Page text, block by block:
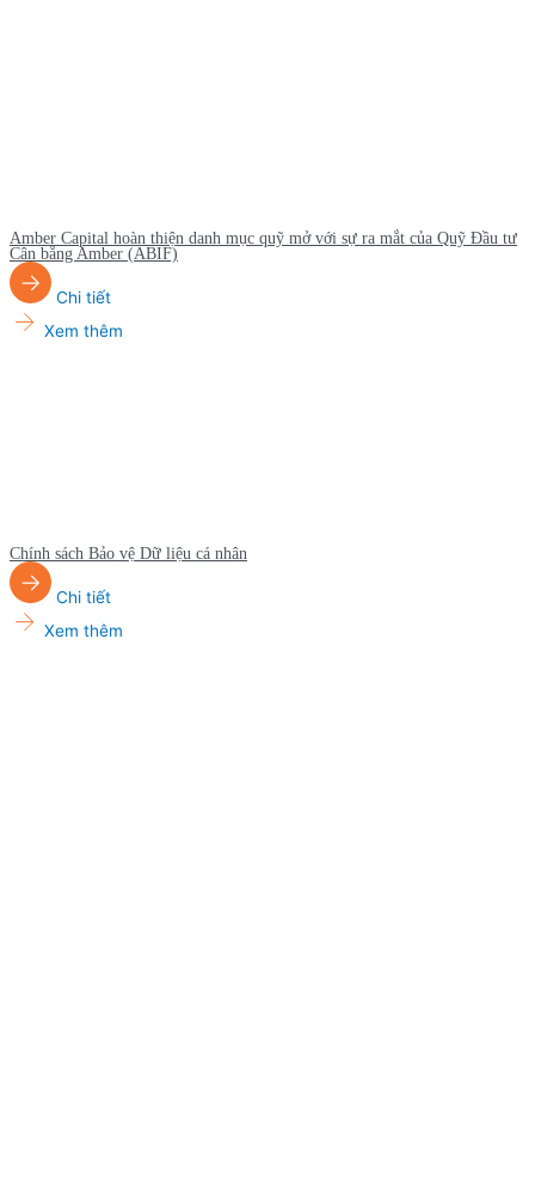
Amber Capital hoàn thiện danh mục quỹ mở với sự ra mắt của Quỹ Đầu tư
Cân bằng Amber (ABIF)
Chi tiết
Xem thêm
Chính sách Bảo vệ Dữ liệu cá nhân
Chi tiết
Xem thêm